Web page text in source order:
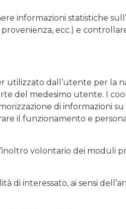
informazioni statistiche
ecc.) e
utilizzato dall’utente per la
del medesimo utente. I
di informazioni su
il funzionamento e
volontario dei moduli
interessato, ai sensi